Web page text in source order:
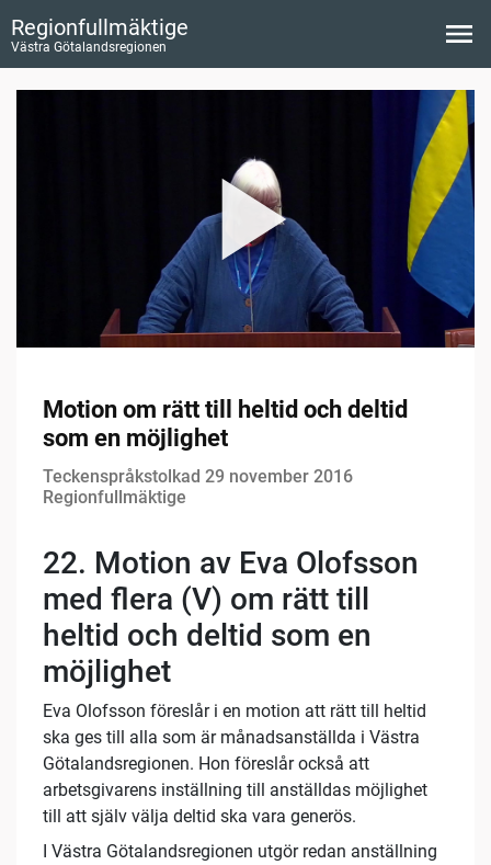
Regionfullmäktige
Västra Götalandsregionen
Motion om rätt till heltid och deltid
som en möjlighet
Teckenspråkstolkad 29 november 2016
Regionfullmäktige
22. Motion av Eva Olofsson
med flera (V) om rätt till
heltid och deltid som en
möjlighet
Eva Olofsson föreslår i en motion att rätt till heltid
ska ges till alla som är månadsanställda i Västra
Götalandsregionen. Hon föreslår också att
arbetsgivarens inställning till anställdas möjlighet
till att själv välja deltid ska vara generös.
I Västra Götalandsregionen utgör redan anställning